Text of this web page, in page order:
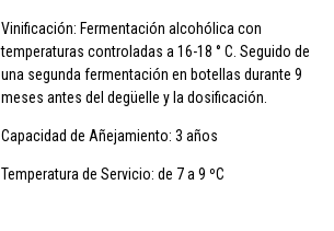
Vinificación: Fermentación alcohólica con
temperaturas controladas a 16-18 ° C. Seguido de
una segunda fermentación en botellas durante 9
meses antes del degüelle y la dosificación.
Capacidad de Añejamiento: 3 años
Temperatura de Servicio: de 7 a 9 ºC